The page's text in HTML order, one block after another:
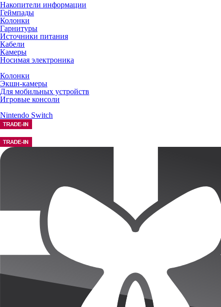
Накопители информации
Геймпады
Колонки
Гарнитуры
Источники питания
Кабели
Камеры
Носимая электроника
Колонки
Экшн-камеры
Для мобильных устройств
Игровые консоли
Nintendo Switch